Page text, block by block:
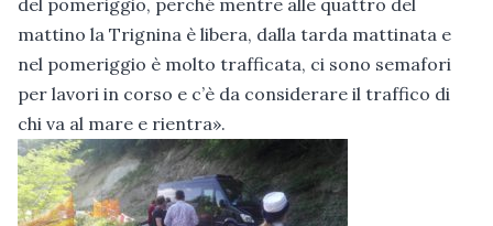
del pomeriggio, perché mentre alle quattro del
mattino la Trignina è libera, dalla tarda mattinata e
nel pomeriggio è molto trafficata, ci sono semafori
per lavori in corso e c’è da considerare il traffico di
chi va al mare e rientra».